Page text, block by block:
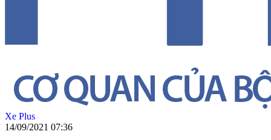
Xe Plus
14/09/2021 07:36